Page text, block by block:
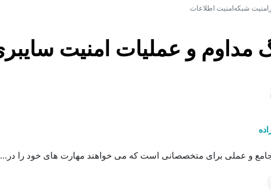
امنیت شبکه امنیت اطلاعات
و عملی برای متخصصانی است که می خواهند مهارت های خود را در...